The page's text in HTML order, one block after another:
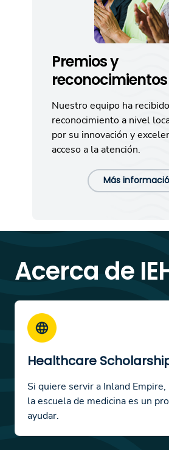
Premios y
reconocimientos
Nuestro equipo ha recibido
reconocimiento a nivel
por su innovación y
acceso a la atención.
Más
Acerca de
Healthcare
Si quiere servir a Inland
la escuela de medicina es un
ayudar.